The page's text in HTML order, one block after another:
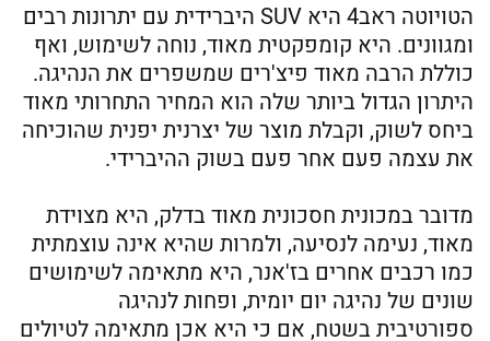
הטויוטה ראב4 היא SUV היברידית עם יתרונות רבים
ומגוונים. היא קומפקטית מאוד, נוחה לשימוש, ואף
כוללת הרבה מאוד פיצ'רים שמשפרים את הנהיגה.
היתרון הגדול ביותר שלה הוא המחיר התחרותי מאוד
ביחס לשוק, וקבלת מוצר של יצרנית יפנית שהוכיחה
את עצמה פעם אחר פעם בשוק ההיברידי.
מדובר במכונית חסכונית מאוד בדלק, היא מצוידת
מאוד, נעימה לנסיעה, ולמרות שהיא אינה עוצמתית
כמו רכבים אחרים בז'אנר, היא מתאימה לשימושים
שונים של נהיגה יום יומית, ופחות לנהיגה
ספורטיבית בשטח, אם כי היא אכן מתאימה לטיולים